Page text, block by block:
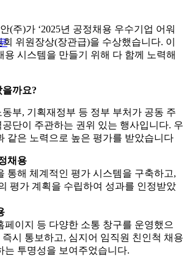
(주)가 ‘2025년 공정채용 우수기업 어워
위원장상(장관급)을 수상했습니다. 이
용 시스템을 만들기 위해 다 함께 노력해
까요?
부, 기획재정부 등 정부 부처가 공동 주
단이 주관하는 권위 있는 행사입니다. 우
같은 노력으로 높은 평가를 받았습니다
채용
통해 체계적인 평가 시스템을 구축하고,
평가 계획을 수립하여 성과를 인정받았
페이지 등 다양한 소통 창구를 운영했으
시 통보하고, 심지어 임직원 친인척 채용
는 투명성을 보여주었습니다.